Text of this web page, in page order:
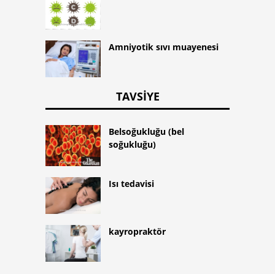
Amniyotik sıvı muayenesi
TAVSIYE
Belsoğukluğu (bel
soğukluğu)
Isı tedavisi
kayropraktör